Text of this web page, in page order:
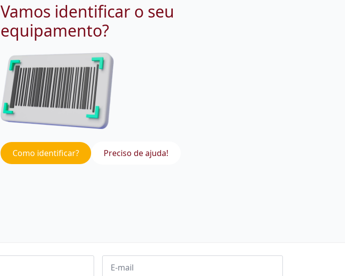
Vamos identificar o seu
equipamento?
Como identificar? Preciso de ajuda!
Email